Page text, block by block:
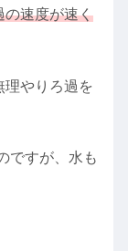
の速度が速く
やりろ過を
ですが、水も